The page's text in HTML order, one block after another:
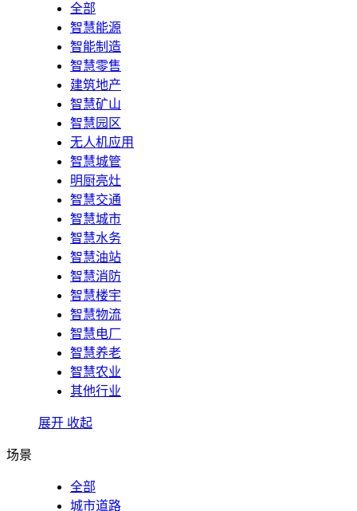
全部
智慧能源
智能制造
智慧零售
建筑地产
智慧矿山
智慧园区
无人机应用
智慧城管
明厨亮灶
智慧交通
智慧城市
智慧水务
智慧油站
智慧消防
智慧楼宇
智慧物流
智慧电厂
智慧养老
智慧农业
其他行业
展开 收起
场景
全部
城市道路